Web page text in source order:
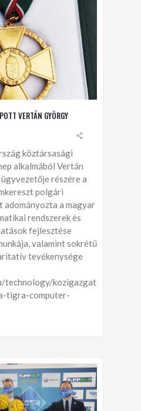
VERTÁN GYÖRGY
köztársasági
alkalmából Vertán
részére a
polgári
a magyar
rendszerek és
fejlesztése
valamint sokrétű
tevékenysége
kozigazgatas/allami-
tigra-computer-